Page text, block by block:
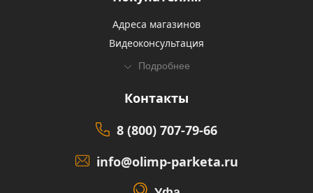
Адреса магазинов
Видеоконсультация
Подробнее
Контакты
8 (800) 707-79-66
info@olimp-parketa.ru